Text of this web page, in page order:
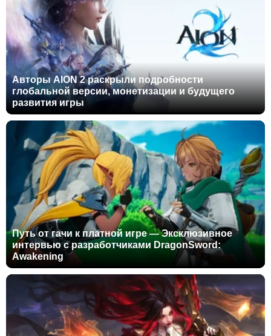
Авторы AION 2 раскрыли подробности
глобальной версии, монетизации и будущего
развития игры
Путь от гачи к платной игре — Эксклюзивное
интервью с разработчиками DragonSword:
Awakening